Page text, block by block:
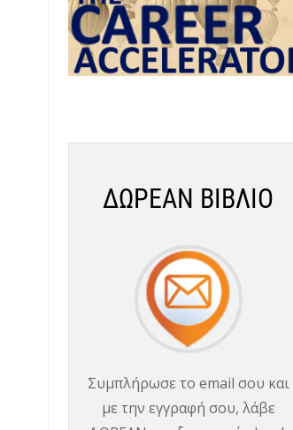
ΔΩΡΕΑΝ ΒΙΒΛΙΟ
Συμπλήρωσε το email σου και
με την εγγραφή σου, λάβε